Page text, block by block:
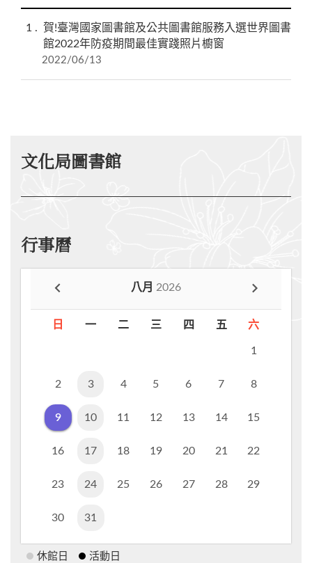
1
賀!臺灣國家圖書館及公共圖書館服務入選世界圖書
館2022年防疫期間最佳實踐照片櫥窗
2022/06/13
文化局圖書館
行事曆
八月 2026
日 一 二 三 四 五 六
1
2 3 4 5 6 7 8
9 10 11 12 13 14 15
16 17 18 19 20 21 22
23 24 25 26 27 28 29
30 31
休館日 活動日